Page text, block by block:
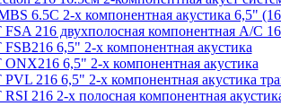
6.5C 2-х компонентная акустика 6,5"
216 двухполосная компонентная А/С
6,5" 2-х компонентная акустика
6,5" 2-х компонентная акустика
216 6,5" 2-х компонентная акустика
216 2-х полосная компонентная